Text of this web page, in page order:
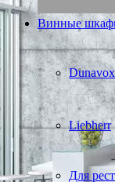
Винные
Dunavox
Liebherr
Для